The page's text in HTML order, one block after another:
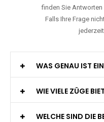
finden Sie
Falls Ihre Frage
WAS GENAU IST
WIE VIELE ZÜGE
WELCHE SIND DIE